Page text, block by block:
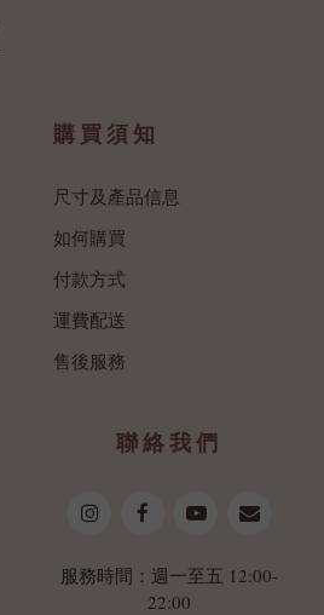
購買須知
尺寸及產品信息
如何購買
付款方式
運費配送
售後服務
聯絡我們
服務時間：週一至五 12:00-
22:00